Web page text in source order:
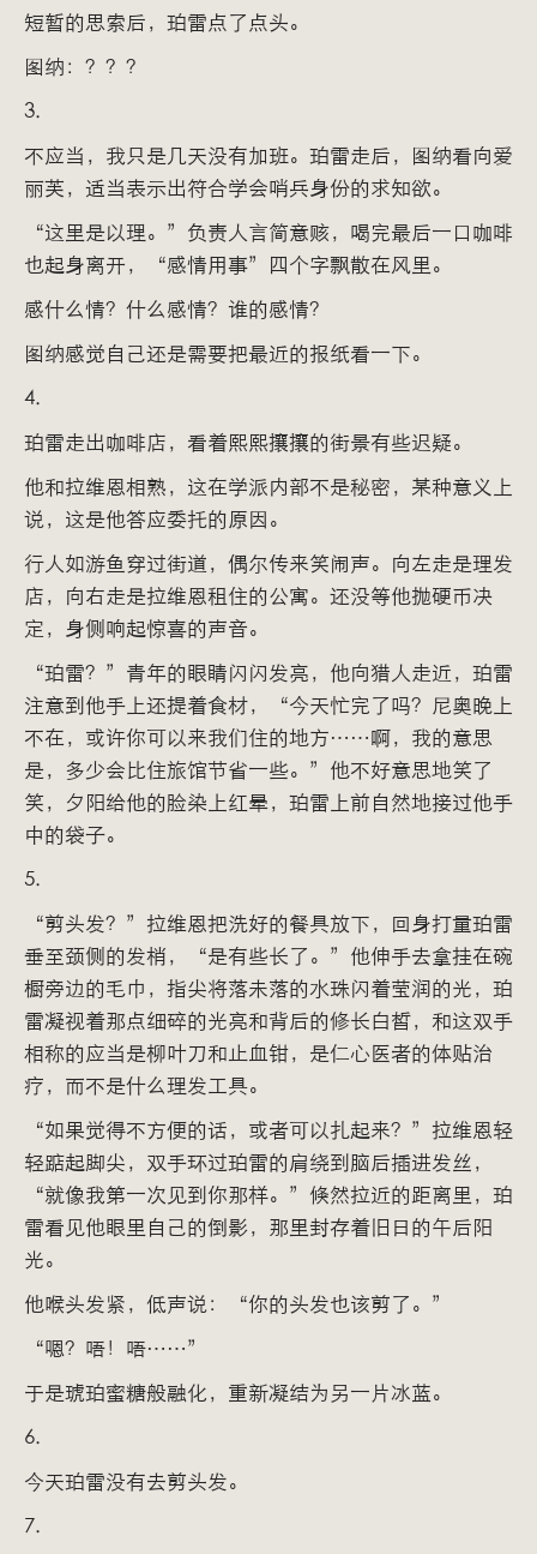
短暂的思索后，珀雷点了点头。
图纳：？？？
3.
不应当，我只是几天没有加班。珀雷走后，图纳看向爱
丽芙，适当表示出符合学会哨兵身份的求知欲。
“这里是以理。”负责人言简意赅，喝完最后一口咖啡
也起身离开，“感情用事”四个字飘散在风里。
感什么情？什么感情？谁的感情？
图纳感觉自己还是需要把最近的报纸看一下。
4.
珀雷走出咖啡店，看着熙熙攘攘的街景有些迟疑。
他和拉维恩相熟，这在学派内部不是秘密，某种意义上
说，这是他答应委托的原因。
行人如游鱼穿过街道，偶尔传来笑闹声。向左走是理发
店，向右走是拉维恩租住的公寓。还没等他抛硬币决
定，身侧响起惊喜的声音。
“珀雷？”青年的眼睛闪闪发亮，他向猎人走近，珀雷
注意到他手上还提着食材，“今天忙完了吗？尼奥晚上
不在，或许你可以来我们住的地方……啊，我的意思
是，多少会比住旅馆节省一些。”他不好意思地笑了
笑，夕阳给他的脸染上红晕，珀雷上前自然地接过他手
中的袋子。
5.
“剪头发？”拉维恩把洗好的餐具放下，回身打量珀雷
垂至颈侧的发梢，“是有些长了。”他伸手去拿挂在碗
橱旁边的毛巾，指尖将落未落的水珠闪着莹润的光，珀
雷凝视着那点细碎的光亮和背后的修长白皙，和这双手
相称的应当是柳叶刀和止血钳，是仁心医者的体贴治
疗，而不是什么理发工具。
“如果觉得不方便的话，或者可以扎起来？”拉维恩轻
轻踮起脚尖，双手环过珀雷的肩绕到脑后插进发丝，
“就像我第一次见到你那样。”倏然拉近的距离里，珀
雷看见他眼里自己的倒影，那里封存着旧日的午后阳
光。
他喉头发紧，低声说：“你的头发也该剪了。”
“嗯？唔！唔……”
于是琥珀蜜糖般融化，重新凝结为另一片冰蓝。
6.
今天珀雷没有去剪头发。
7.